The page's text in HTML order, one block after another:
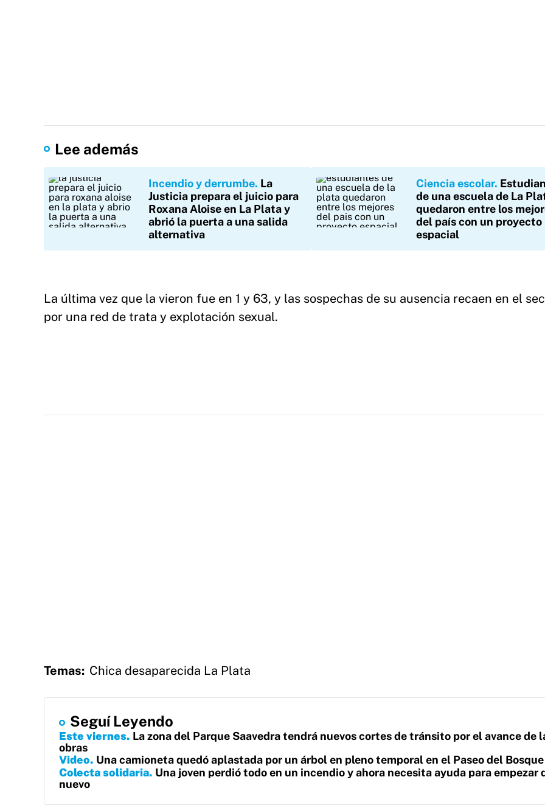
Lee además
Incendio y derrumbe La
Justicia prepara el juicio para
Roxana Aloise en La Plata y
abrió la puerta a una salida
alternativa
Ciencia escolar
de una escuela de La
quedaron entre los
del país con un proyecto
espacial
La última vez que la vieron fue en 1 y 63, y las sospechas de su ausencia recaen en el
por una red de trata y explotación sexual.
Temas: Chica desaparecida La Plata
Seguí Leyendo
Este viernes La zona del Parque Saavedra tendrá nuevos cortes de tránsito por el avance de
obras
Video Una camioneta quedó aplastada por un árbol en pleno temporal en el Paseo del Bosque
Colecta solidaria Una joven perdió todo en un incendio y ahora necesita ayuda para empezar
nuevo